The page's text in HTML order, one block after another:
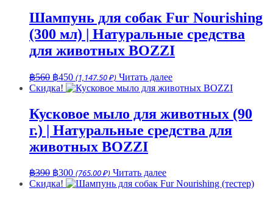
Шампунь для собак Fur Nourishing
(300 мл) | Натуральные средства
для животных BOZZI
฿560 Первоначальная
цена
฿450Текущая
цена:
(1,147.50 ₽) Читать далее
Скидка!
Кусковое мыло для животных (90
г.) | Натуральные средства для
животных BOZZI
฿390 Первоначальная
цена
฿300Текущая
цена:
(765.00 ₽) Читать далее
Скидка!